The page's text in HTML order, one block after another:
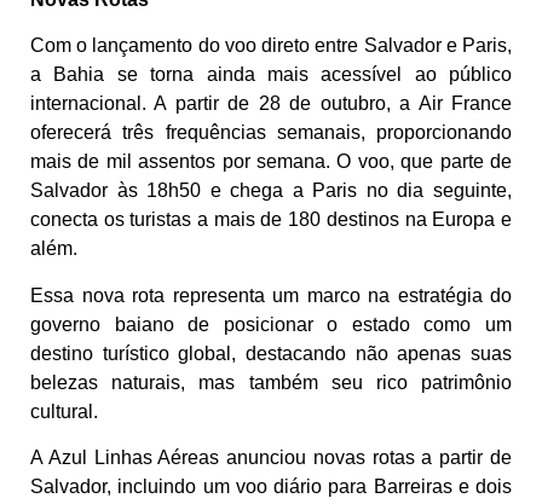
Com o lançamento do voo direto entre Salvador e Paris,
a Bahia se torna ainda mais acessível ao público
internacional. A partir de 28 de outubro, a Air France
oferecerá três frequências semanais, proporcionando
mais de mil assentos por semana. O voo, que parte de
Salvador às 18h50 e chega a Paris no dia seguinte,
conecta os turistas a mais de 180 destinos na Europa e
além.
Essa nova rota representa um marco na estratégia do
governo baiano de posicionar o estado como um
destino turístico global, destacando não apenas suas
belezas naturais, mas também seu rico patrimônio
cultural.
A Azul Linhas Aéreas anunciou novas rotas a partir de
Salvador, incluindo um voo diário para Barreiras e dois